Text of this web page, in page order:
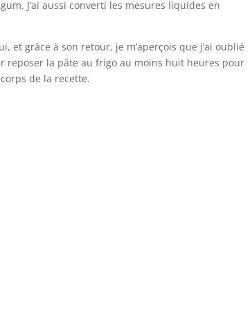
J’ai aussi converti les mesures liquides en
et grâce à son retour, je m’aperçois que j’ai oublié
reposer la pâte au frigo au moins huit heures pour
de la recette.